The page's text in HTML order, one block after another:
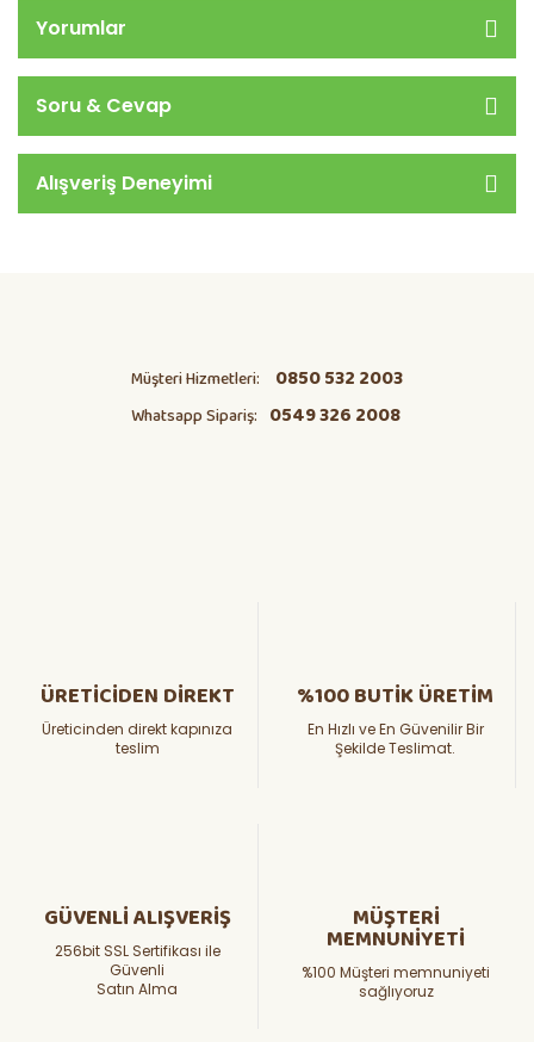
Yorumlar
Soru & Cevap
Alışveriş Deneyimi
Müşteri Hizmetleri: 0850 532 2003
Whatsapp Sipariş: 0549 326 2008
ÜRETİCİDEN DİREKT
Üreticinden direkt kapınıza
teslim
%100 BUTİK ÜRETİM
En Hızlı ve En Güvenilir Bir
Şekilde Teslimat.
GÜVENLİ ALIŞVERİŞ
256bit SSL Sertifikası ile
Güvenli
Satın Alma
MÜŞTERİ
MEMNUNİYETİ
%100 Müşteri memnuniyeti
sağlıyoruz